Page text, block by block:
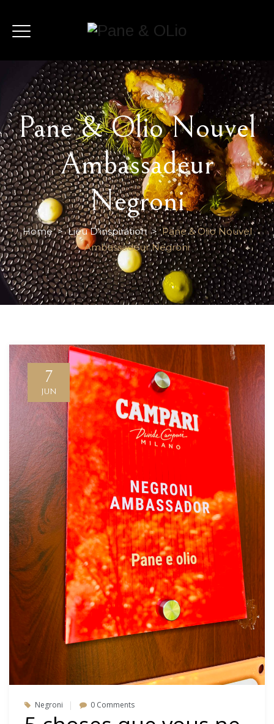
Pane & Olio Nouvel
Ambassadeur
Negroni
Home>Lieu D'inspiration>Pane & Olio Nouvel
Ambassadeur Negroni
7
JUN
Negroni 0 Comments